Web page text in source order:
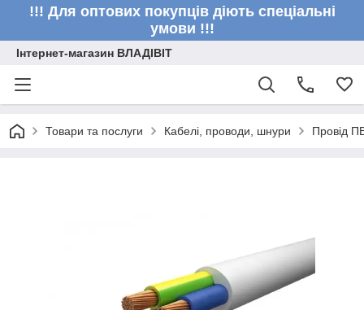
!!! Для оптових покупців діють спеціальні
умови !!!
Інтернет-магазин ВЛАДІВІТ
Товари та послуги Кабелі, проводи, шнури Провід